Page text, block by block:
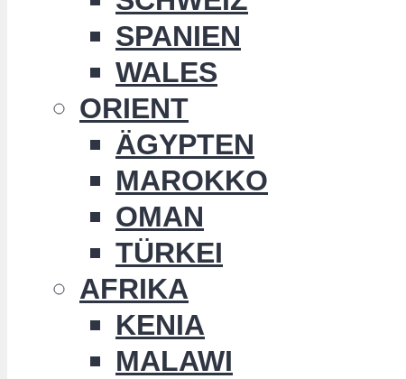
SPANIEN
WALES
ORIENT
ÄGYPTEN
MAROKKO
OMAN
TÜRKEI
AFRIKA
KENIA
MALAWI